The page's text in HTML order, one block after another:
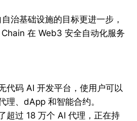
治基础设施的目标更进一步，
在 Web3 安全自动化服务
代码 AI 开发平台，使用户可以
理、dApp 和智能合约。
超过 18 万个 AI 代理，正在持